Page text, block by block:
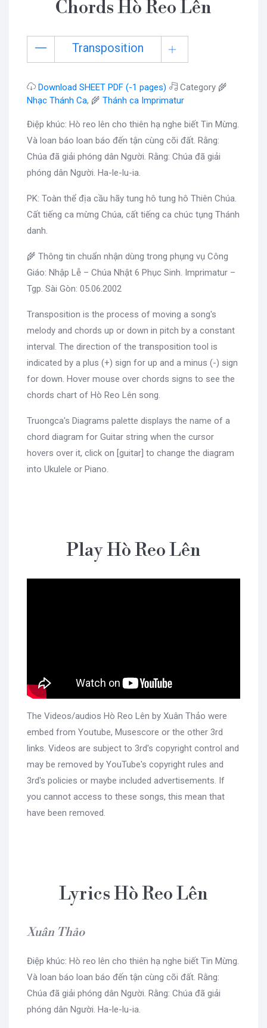
Chords Hò Reo Lên
Transposition
Download SHEET PDF (-1 pages)
Category 🌾
Nhạc Thánh Ca, 🌾 Thánh ca Imprimatur
Điệp khúc: Hò reo lên cho thiên hạ nghe biết Tin Mừng.
Và loan báo loan báo đến tận cùng cõi đất. Rằng:
Chúa đã giải phóng dân Người. Rằng: Chúa đã giải
phóng dân Người. Ha-le-lu-ia.
PK: Toàn thể địa cầu hãy tung hô tung hô Thiên Chúa.
Cất tiếng ca mừng Chúa, cất tiếng ca chúc tụng Thánh
danh.
🌾 Thông tin chuẩn nhận dùng trong phụng vụ Công
Giáo: Nhập Lễ – Chúa Nhật 6 Phục Sinh. Imprimatur –
Tgp. Sài Gòn: 05.06.2002
Transposition is the process of moving a song's
melody and chords up or down in pitch by a constant
interval. The direction of the transposition tool is
indicated by a plus (+) sign for up and a minus (-) sign
for down. Hover mouse over chords signs to see the
chords chart of Hò Reo Lên song.
Truongca's Diagrams palette displays the name of a
chord diagram for Guitar string when the cursor
hovers over it, click on [guitar] to change the diagram
into Ukulele or Piano.
Play Hò Reo Lên
The Videos/audios Hò Reo Lên by Xuân Thảo were
embed from Youtube, Musescore or the other 3rd
links. Videos are subject to 3rd's copyright control and
may be removed by YouTube's copyright rules and
3rd's policies or maybe included advertisements. If
you cannot access to these songs, this mean that
have been removed.
Lyrics Hò Reo Lên
Xuân Thảo
Điệp khúc: Hò reo lên cho thiên hạ nghe biết Tin Mừng.
Và loan báo loan báo đến tận cùng cõi đất. Rằng:
Chúa đã giải phóng dân Người. Rằng: Chúa đã giải
phóng dân Người. Ha-le-lu-ia.